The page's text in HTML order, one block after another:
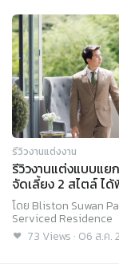
Slide 1 of 9
รีวิวงานแต่งงาน
รีวิวงานแต่งแบบแ
จัดเลี้ยง 2 สไตล์ ไ
Suwan Park View
Residence
โดย Bliston Suwan
Serviced Residence
73 Views · 06 ส.ค.